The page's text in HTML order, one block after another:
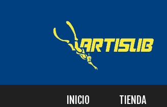
INICIO TIENDA